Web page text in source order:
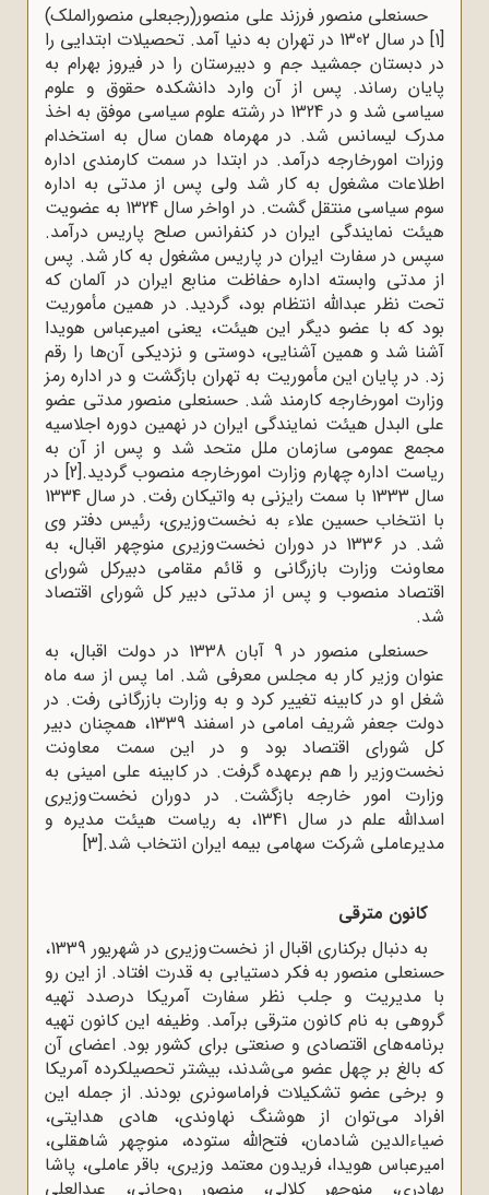
حسنعلی منصور فرزند علی منصور(رجبعلی منصورالملک)
[1]
در سال 1302 در تهران به دنیا آمد. تحصیلات ابتدایی را
در دبستان جمشید جم و دبیرستان را در فیروز بهرام به
پایان رساند. پس از آن وارد دانشکده حقوق و علوم
سیاسی شد و در 1324 در رشته علوم سیاسی موفق به اخذ
مدرک لیسانس شد. در مهرماه همان سال به استخدام
وزرات امورخارجه درآمد. در ابتدا در سمت کارمندی اداره
اطلاعات مشغول به کار شد ولی پس از مدتی به اداره
سوم سیاسی منتقل گشت. در اواخر سال 1324 به عضویت
هیئت نمایندگی ایران در کنفرانس صلح پاریس درآمد.
سپس در سفارت ایران در پاریس مشغول به کار شد. پس
از مدتی وابسته اداره حفاظت منابع ایران در آلمان که
تحت نظر عبدالله انتظام بود، گردید. در همین مأموریت
بود که با عضو دیگر این هیئت، یعنی امیرعباس هویدا
آشنا شد و همین آشنایی، دوستی و نزدیکی آن‌ها را رقم
زد. در پایان این مأموریت به تهران بازگشت و در اداره رمز
وزارت امورخارجه کارمند شد. حسنعلی منصور مدتی عضو
علی البدل هیئت نمایندگی ایران در نهمین دوره اجلاسیه
مجمع عمومی سازمان ملل متحد شد و پس از آن به
ریاست اداره چهارم وزارت امورخارجه منصوب گردید.[2]
در
سال 1333 با سمت رایزنی به واتیکان رفت. در سال 1334
با انتخاب حسین علاء به نخست‌وزیری، رئیس دفتر وی
شد. در 1336 در دوران نخست‌وزیری منوچهر اقبال، به
معاونت وزارت بازرگانی و قائم مقامی دبیرکل شورای
اقتصاد منصوب و پس از مدتی دبیر کل شورای اقتصاد
شد.
حسنعلی منصور در 9 آبان 1338 در دولت اقبال، به
عنوان وزیر کار به مجلس معرفی شد. اما پس از سه ماه
شغل او در کابینه تغییر کرد و به وزارت بازرگانی رفت. در
دولت جعفر شریف امامی در اسفند 1339، همچنان دبیر
کل شورای اقتصاد بود و در این سمت معاونت
نخست‌وزیر را هم برعهده گرفت. در کابینه علی امینی به
وزارت امور خارجه بازگشت. در دوران نخست‌وزیری
اسدالله علم در سال 1341، به ریاست هیئت مدیره و
مدیرعاملی شرکت سهامی بیمه ایران انتخاب شد.[3]
کانون مترقی
به دنبال برکناری اقبال از نخست‌وزیری در شهریور 1339،
حسنعلی منصور به فکر دستیابی به قدرت افتاد. از این رو
با مدیریت و جلب نظر سفارت آمریکا درصدد تهیه
گروهی به نام کانون مترقی برآمد. وظیفه این کانون تهیه
برنامه‌های اقتصادی و صنعتی برای کشور بود. اعضای آن
که بالغ بر چهل عضو می‌شدند، بیشتر تحصیلکرده آمریکا
و برخی عضو تشکیلات فراماسونری بودند. از جمله این
افراد می‌توان از هوشنگ نهاوندی، هادی هدایتی،
ضیاءالدین شادمان، فتح‌الله ستوده، منوچهر شاهقلی،
امیرعباس هویدا، فریدون معتمد وزیری، باقر عاملی، پاشا
بهادری، منوچهر کلالی، منصور روحانی، عبدالعلی